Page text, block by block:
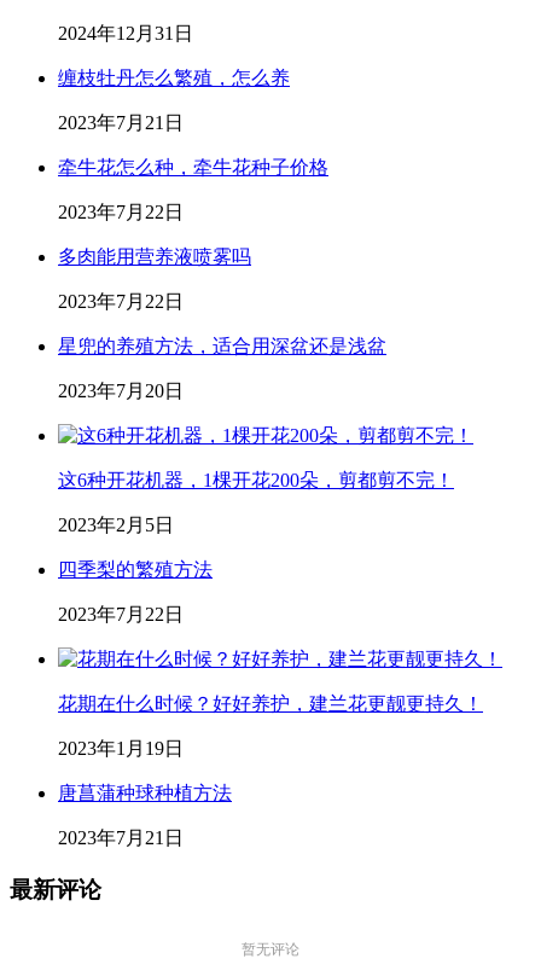
2024年12月31日
缠枝牡丹怎么繁殖，怎么养
2023年7月21日
牵牛花怎么种，牵牛花种子价格
2023年7月22日
多肉能用营养液喷雾吗
2023年7月22日
星兜的养殖方法，适合用深盆还是浅盆
2023年7月20日
这6种开花机器，1棵开花200朵，剪都剪不完！
2023年2月5日
四季梨的繁殖方法
2023年7月22日
花期在什么时候？好好养护，建兰花更靓更持久！
2023年1月19日
唐菖蒲种球种植方法
2023年7月21日
最新评论
暂无评论